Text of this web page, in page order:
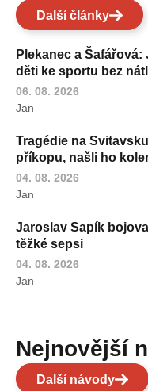
Další články
Plekanec a
děti ke sportu bez
06. 08. 2026
Jan
Tragédie na
příkopu, našli ho
04. 08. 2026
Jan
Jaroslav Sapík
těžké sepsi
04. 08. 2026
Jan
Nejnovější
Další návody